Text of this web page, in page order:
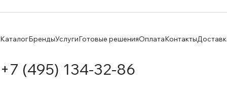
КаталогБрендыУслугиГотовые решенияОплатаКонтакты
+7 (495) 134-32-86